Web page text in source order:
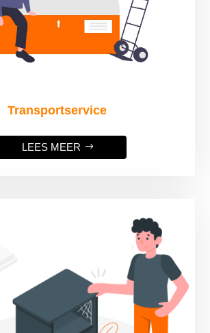
Transportservice
LEES MEER